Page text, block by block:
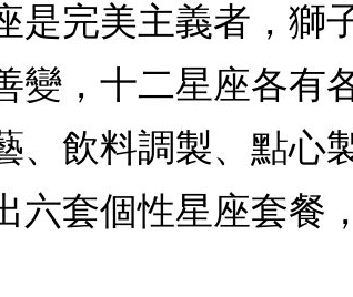
完美主義者，獅
，十二星座各有
、飲料調製、點心
六套個性星座套餐